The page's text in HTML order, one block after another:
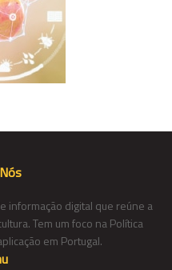
informação digital que reúne a
Tem um foco na Política
em Portugal.